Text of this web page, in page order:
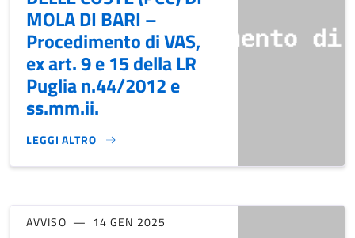
MOLA DI BARI –
Procedimento di VAS,
ex art. 9 e 15 della LR
Puglia n.44/2012 e
ss.mm.ii.
LEGGI ALTRO
PIANO COMUNALE DELLE COSTE (PCC) DI MOLA DI BARI
AVVISO 14 GEN 2025